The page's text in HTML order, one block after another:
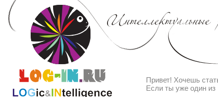
Привет! Хочешь
Если ты уже один из